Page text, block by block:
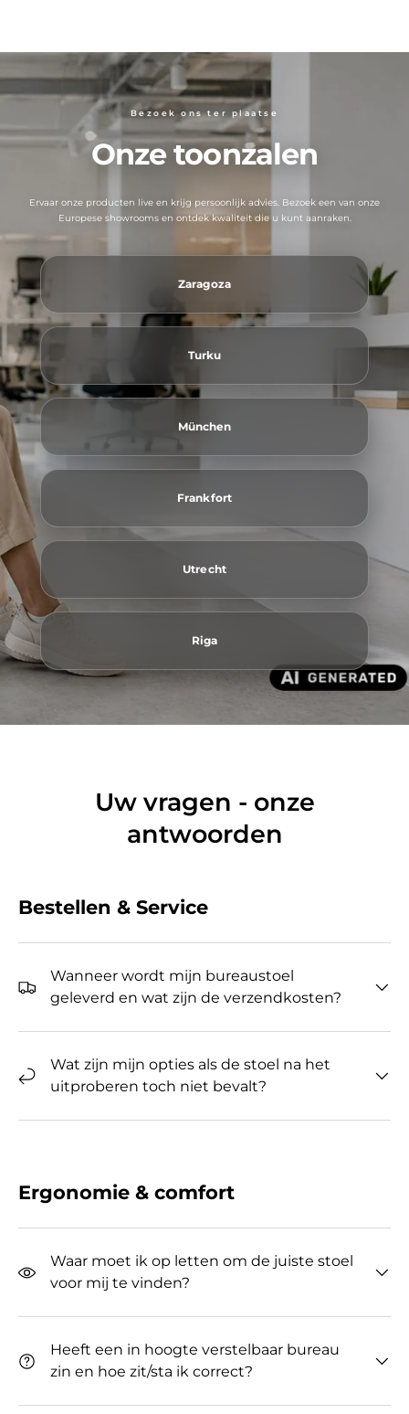
Bezoek ons ​​ter plaatse
Onze toonzalen
Ervaar onze producten live en krijg persoonlijk advies. Bezoek een van onze
Europese showrooms en ontdek kwaliteit die u kunt aanraken.
Zaragoza
Turku
München
Frankfort
Utrecht
Riga
Uw vragen - onze
antwoorden
Bestellen & Service
Wanneer wordt mijn bureaustoel
geleverd en wat zijn de verzendkosten?
Wat zijn mijn opties als de stoel na het
uitproberen toch niet bevalt?
Ergonomie & comfort
Waar moet ik op letten om de juiste stoel
voor mij te vinden?
Heeft een in hoogte verstelbaar bureau
zin ​​en hoe zit/sta ik correct?